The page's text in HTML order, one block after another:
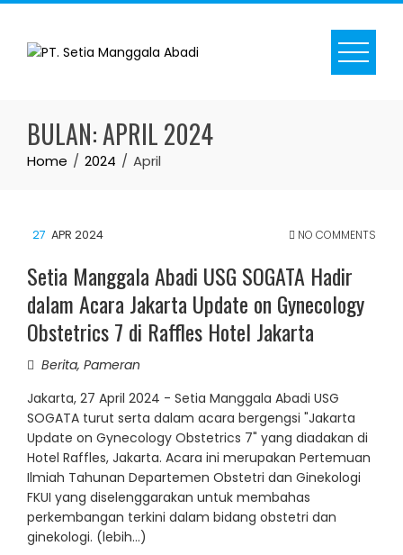
Skip
content
BULAN:APRIL 2024
Home 2024 April
27 APR 2024 NO COMMENTS
Setia Manggala Abadi USG SOGATA Hadir
dalam Acara Jakarta Update on Gynecology
Obstetrics 7 di Raffles Hotel Jakarta
Berita, Pameran
Jakarta, 27 April 2024 - Setia Manggala Abadi USG
SOGATA turut serta dalam acara bergengsi "Jakarta
Update on Gynecology Obstetrics 7" yang diadakan di
Hotel Raffles, Jakarta. Acara ini merupakan Pertemuan
Ilmiah Tahunan Departemen Obstetri dan Ginekologi
FKUI yang diselenggarakan untuk membahas
perkembangan terkini dalam bidang obstetri dan
ginekologi. (lebih…)